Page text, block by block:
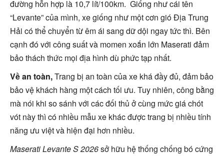
đường hỗn hợp là 10,7 lít/100km. Giống như cái tên
“Levante” của mình, xe giống như một cơn gió Địa Trung
Hải có thể chuyển từ êm ái sang dữ dội ngay tức thì. Bên
cạnh đó với công suất và momen xoắn lớn Maserati đảm
bảo thách thức mọi địa hình dù phức tạp nhất.
Về an toàn,Trang bị an toàn của xe khá đầy đủ, đảm bảo
bảo vệ khách hàng một cách tối ưu. Tuy nhiên, công bằng
mà nói khi so sánh với các đối thủ ở cùng mức giá chót
vót này thì có nhiều mẫu xe khác được trang bị nhiều tính
năng ưu việt và hiện đại hơn nhiều.
Maserati Levante S 2026sở hữu hệ thống chống bó cứng